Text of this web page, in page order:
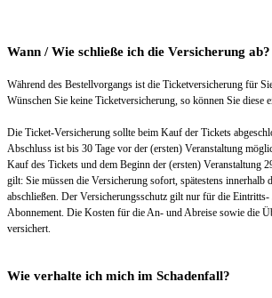
Wann / Wie schließe ich die Versicherung ab?
Während des Bestellvorgangs ist die Ticketversicherung für
Wünschen Sie keine Ticketversicherung, so können Sie diese
Die Ticket-Versicherung sollte beim Kauf der Tickets
Abschluss ist bis 30 Tage vor der (ersten) Veranstaltung
Kauf des Tickets und dem Beginn der (ersten) Veranstaltung
gilt: Sie müssen die Versicherung sofort, spätestens innerhalb
abschließen. Der Versicherungsschutz gilt nur für die Eintritts-
Abonnement. Die Kosten für die An- und Abreise sowie die
versichert.
Wie verhalte ich mich im Schadenfall?